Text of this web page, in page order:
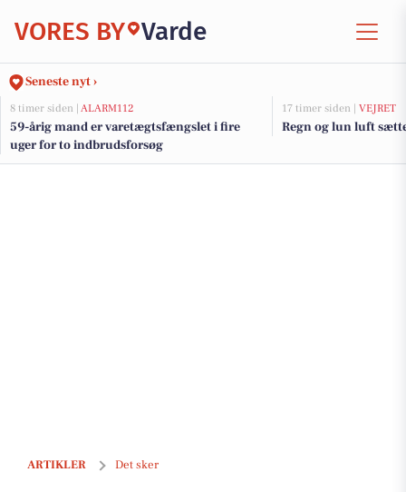
VORES BY Varde
Seneste nyt ›
8 timer siden | ALARM112
59-årig mand er varetægtsfængslet i fire
uger for to indbrudsforsøg
17 timer siden | VEJRET
Regn og lun luft
ARTIKLER Det sker
Få et glimt af Vardes kommende uge: Spider-Man, fællessang og